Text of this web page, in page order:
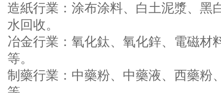
造紙行業：涂布涂料、白土泥漿、黑
水回收。
冶金行業：氧化鈦、氧化鋅、電磁材
等。
制藥行業：中藥粉、中藥液、西藥粉